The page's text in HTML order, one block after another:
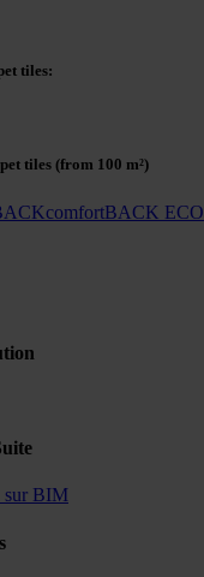
tiles:
tiles (from 100 m²)
comfortBACK ECO
sur BIM